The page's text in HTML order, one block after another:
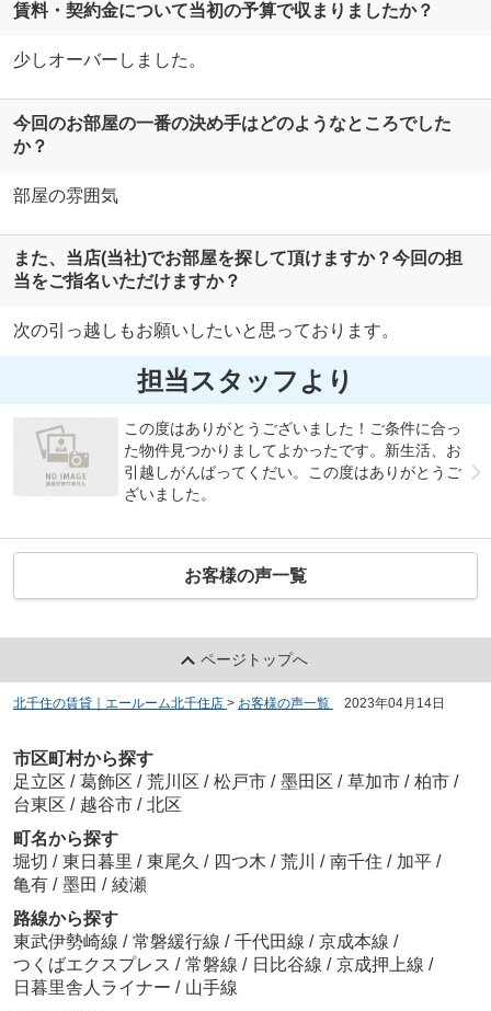
賃料・契約金について当初の予算で収まりましたか？
少しオーバーしました。
今回のお部屋の一番の決め手はどのようなところでした
か？
部屋の雰囲気
また、当店(当社)でお部屋を探して頂けますか？今回の担
当をご指名いただけますか？
次の引っ越しもお願いしたいと思っております。
担当スタッフより
この度はありがとうございました！ご条件に合っ
た物件見つかりましてよかったです。新生活、お
引越しがんばってくだい。この度はありがとうご
ざいました。
お客様の声一覧
ページトップへ
北千住の賃貸｜エールーム北千住店 > お客様の声一覧 2023年04月14日
市区町村から探す
足立区 / 葛飾区 / 荒川区 / 松戸市 / 墨田区 / 草加市 / 柏市 /
台東区 / 越谷市 / 北区
町名から探す
堀切 / 東日暮里 / 東尾久 / 四つ木 / 荒川 / 南千住 / 加平 /
亀有 / 墨田 / 綾瀬
路線から探す
東武伊勢崎線 / 常磐緩行線 / 千代田線 / 京成本線 /
つくばエクスプレス / 常磐線 / 日比谷線 / 京成押上線 /
日暮里舎人ライナー / 山手線